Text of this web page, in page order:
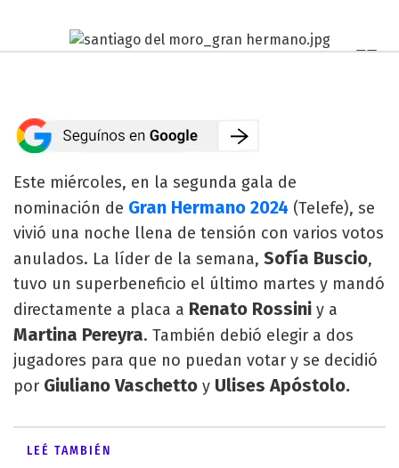
Este miércoles, en la segunda gala de
nominación de Gran Hermano 2024 (Telefe), se
vivió una noche llena de tensión con varios votos
anulados. La líder de la semana, Sofía Buscio,
tuvo un superbeneficio el último martes y mandó
directamente a placa a Renato Rossini y a
Martina Pereyra. También debió elegir a dos
jugadores para que no puedan votar y se decidió
por Giuliano Vaschetto y Ulises Apóstolo.
LEÉ TAMBIÉN